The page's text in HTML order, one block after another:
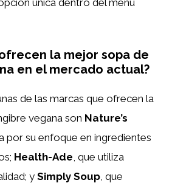
única dentro del menú
la mejor sopa de
en el mercado actual?
de las marcas que ofrecen la
vegana son Nature’s
por su enfoque en ingredientes
Health-Ade , que utiliza
ySimply Soup , que